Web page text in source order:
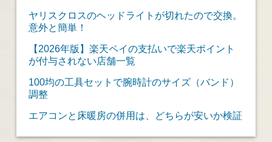
ヤリスクロスのヘッドライトが切れたので交換。
意外と簡単！
【2026年版】楽天ペイの支払いで楽天ポイント
が付与されない店舗一覧
100均の工具セットで腕時計のサイズ（バンド）
調整
エアコンと床暖房の併用は、どちらが安いか検証